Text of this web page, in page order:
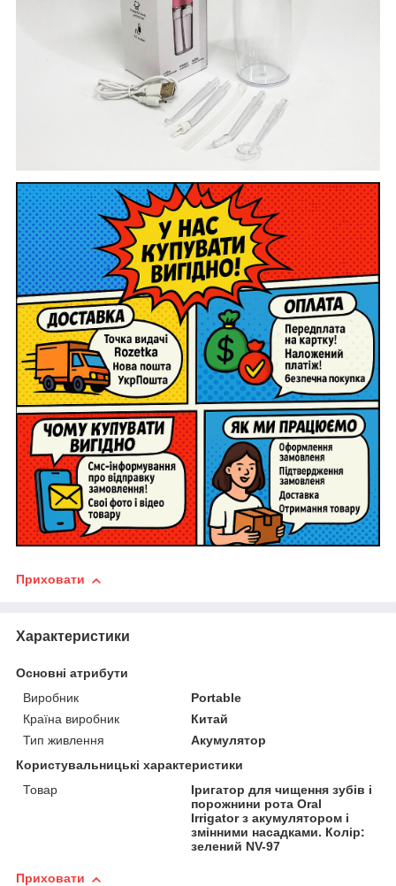
Приховати
Характеристики
Основні атрибути
Виробник
Portable
Країна виробник
Китай
Тип живлення
Акумулятор
Користувальницькі характеристики
Товар
Іригатор для чищення зубів і
порожнини рота Oral
Irrigator з акумулятором і
змінними насадками. Колір:
зелений NV-97
Приховати